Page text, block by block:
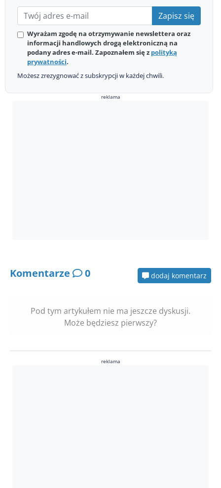
Zapisz się
Wyrażam zgodę na otrzymywanie newslettera oraz
informacji handlowych drogą elektroniczną na
podany adres e-mail. Zapoznałem się z polityką
prywatności.
Możesz zrezygnować z subskrypcji w każdej chwili.
reklama
Komentarze 0 dodaj komentarz
Pod tym artykułem nie ma jeszcze dyskusji.
Może będziesz pierwszy?
reklama